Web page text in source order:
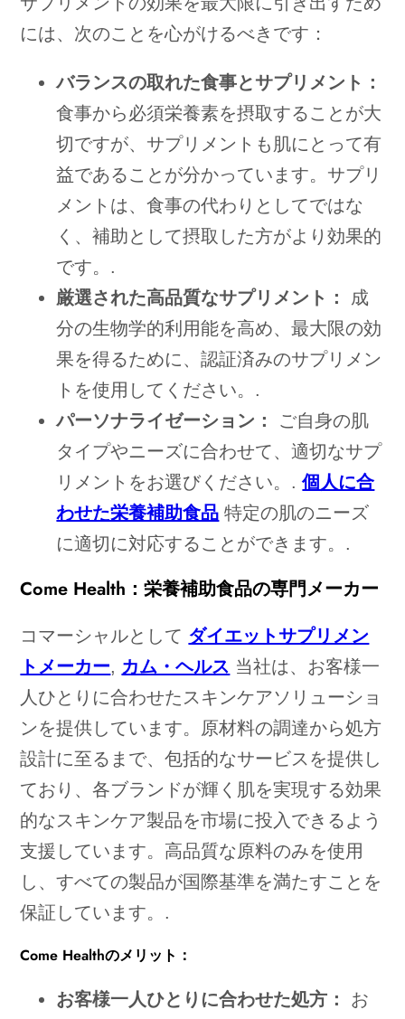
には、次のことを心がけるべきです：
バランスの取れた食事とサプリメント：
食事から必須栄養素を摂取することが大
切ですが、サプリメントも肌にとって有
益であることが分かっています。サプリ
メントは、食事の代わりとしてではな
く、補助として摂取した方がより効果的
です。.
厳選された高品質なサプリメント：
成
分の生物学的利用能を高め、最大限の効
果を得るために、認証済みのサプリメン
トを使用してください。.
パーソナライゼーション： ご自身の肌
タイプやニーズに合わせて、適切なサプ
リメントをお選びください。.個人に合
わせた栄養補助食品 特定の肌のニーズ
に適切に対応することができます。.
Come Health：栄養補助食品の専門メーカー
コマーシャルとして ダイエットサプリメン
トメーカー, カム・ヘルス 当社は、お客様一
人ひとりに合わせたスキンケアソリューショ
ンを提供しています。原材料の調達から処方
設計に至るまで、包括的なサービスを提供し
ており、各ブランドが輝く肌を実現する効果
的なスキンケア製品を市場に投入できるよう
支援しています。高品質な原料のみを使用
し、すべての製品が国際基準を満たすことを
保証しています。.
Come Healthのメリット：
お客様一人ひとりに合わせた処方：
お